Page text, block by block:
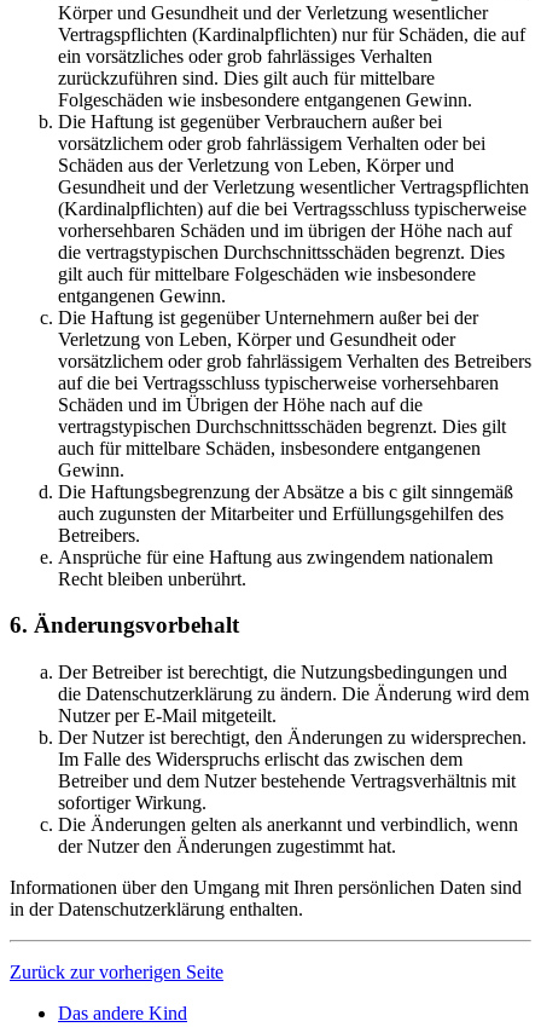
Körper und Gesundheit und der Verletzung wesentlicher
Vertragspflichten (Kardinalpflichten) nur für Schäden, die auf
ein vorsätzliches oder grob fahrlässiges Verhalten
zurückzuführen sind. Dies gilt auch für mittelbare
Folgeschäden wie insbesondere entgangenen Gewinn.
Die Haftung ist gegenüber Verbrauchern außer bei
vorsätzlichem oder grob fahrlässigem Verhalten oder bei
Schäden aus der Verletzung von Leben, Körper und
Gesundheit und der Verletzung wesentlicher Vertragspflichten
(Kardinalpflichten) auf die bei Vertragsschluss typischerweise
vorhersehbaren Schäden und im übrigen der Höhe nach auf
die vertragstypischen Durchschnittsschäden begrenzt. Dies
gilt auch für mittelbare Folgeschäden wie insbesondere
entgangenen Gewinn.
Die Haftung ist gegenüber Unternehmern außer bei der
Verletzung von Leben, Körper und Gesundheit oder
vorsätzlichem oder grob fahrlässigem Verhalten des Betreibers
auf die bei Vertragsschluss typischerweise vorhersehbaren
Schäden und im Übrigen der Höhe nach auf die
vertragstypischen Durchschnittsschäden begrenzt. Dies gilt
auch für mittelbare Schäden, insbesondere entgangenen
Gewinn.
Die Haftungsbegrenzung der Absätze a bis c gilt sinngemäß
auch zugunsten der Mitarbeiter und Erfüllungsgehilfen des
Betreibers.
Ansprüche für eine Haftung aus zwingendem nationalem
Recht bleiben unberührt.
6. Änderungsvorbehalt
Der Betreiber ist berechtigt, die Nutzungsbedingungen und
die Datenschutzerklärung zu ändern. Die Änderung wird dem
Nutzer per E-Mail mitgeteilt.
Der Nutzer ist berechtigt, den Änderungen zu widersprechen.
Im Falle des Widerspruchs erlischt das zwischen dem
Betreiber und dem Nutzer bestehende Vertragsverhältnis mit
sofortiger Wirkung.
Die Änderungen gelten als anerkannt und verbindlich, wenn
der Nutzer den Änderungen zugestimmt hat.
Informationen über den Umgang mit Ihren persönlichen Daten sind
in der Datenschutzerklärung enthalten.
Zurück zur vorherigen Seite
Das andere Kind